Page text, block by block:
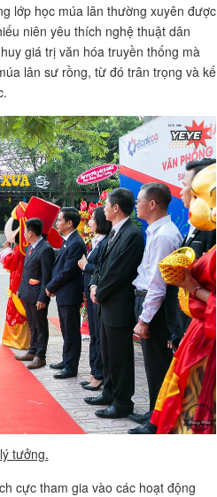
lớp học múa lân thường xuyên được
niên yêu thích nghệ thuật dân
giá trị văn hóa truyền thống mà
lân sư rồng, từ đó trân trọng và kế
tưởng.
cực tham gia vào các hoạt động